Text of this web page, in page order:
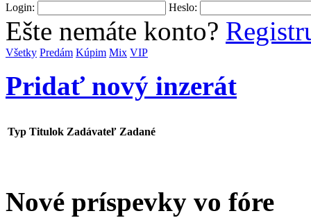
Login: Heslo:
Ešte nemáte konto?
Všetky Predám Kúpim Mix VIP
Pridať nový inzerát
Typ Titulok Zadávateľ Zadané
Nové príspevky vo fóre